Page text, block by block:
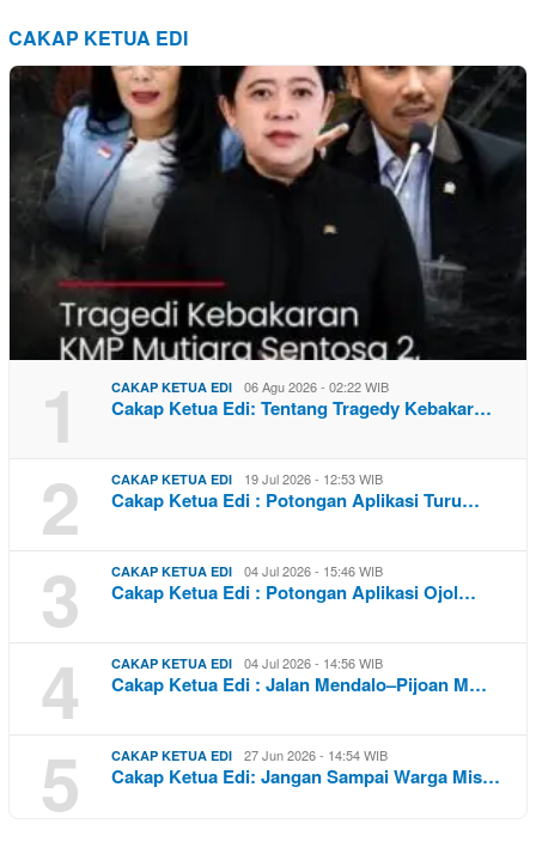
CAKAP KETUA EDI
1 CAKAP KETUA EDI 06 Agu 2026 - 02:22 WIB
Cakap Ketua Edi: Tentang Tragedy Kebakar…
2 CAKAP KETUA EDI 19 Jul 2026 - 12:53 WIB
Cakap Ketua Edi : Potongan Aplikasi Turu…
3 CAKAP KETUA EDI 04 Jul 2026 - 15:46 WIB
Cakap Ketua Edi : Potongan Aplikasi Ojol…
4 CAKAP KETUA EDI 04 Jul 2026 - 14:56 WIB
Cakap Ketua Edi : Jalan Mendalo–Pijoan M…
5 CAKAP KETUA EDI 27 Jun 2026 - 14:54 WIB
Cakap Ketua Edi: Jangan Sampai Warga Mis…